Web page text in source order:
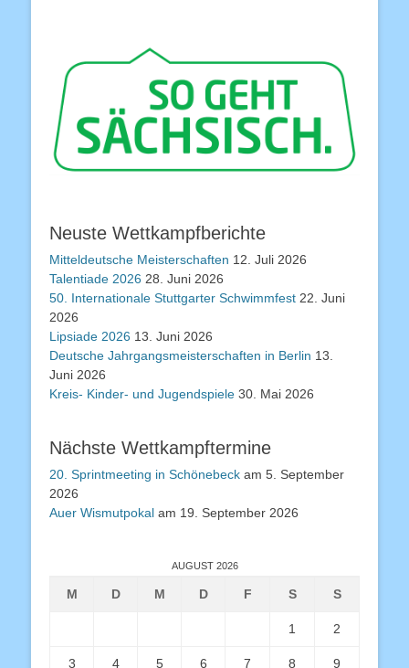
Neuste Wettkampfberichte
Mitteldeutsche Meisterschaften 12. Juli 2026
Talentiade 2026 28. Juni 2026
50. Internationale Stuttgarter Schwimmfest 22. Juni
2026
Lipsiade 2026 13. Juni 2026
Deutsche Jahrgangsmeisterschaften in Berlin 13.
Juni 2026
Kreis- Kinder- und Jugendspiele 30. Mai 2026
Nächste Wettkampftermine
20. Sprintmeeting in Schönebeck am 5. September
2026
Auer Wismutpokal am 19. September 2026
AUGUST 2026
M D M D F S S
1 2
3 4 5 6 7 8 9